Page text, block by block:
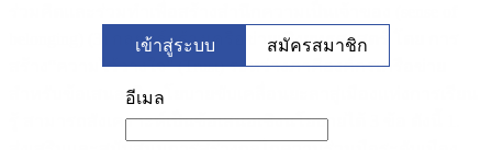
belonging) (3) กลยุทธ์สร้างเครือข่ายเชิงยุทธศาสตร์ โดย การ
สร้าง“ความไว้วางใจ” (Trust) ระหว่างภาคีองค์กรเครือข่าย
สำหรับข้อเสนอเชิงนโยบายขับเคลื่อนยะลาสู่เมืองแห่งการเรียน
รู้ สามารถสังเคราะห์เป็นข้อเสนอเชิงนโยบายได้ 3 ข้อ ดังนี้ 1.
เข้าสู่ระบบ สมัครสมาชิก
อีเมล